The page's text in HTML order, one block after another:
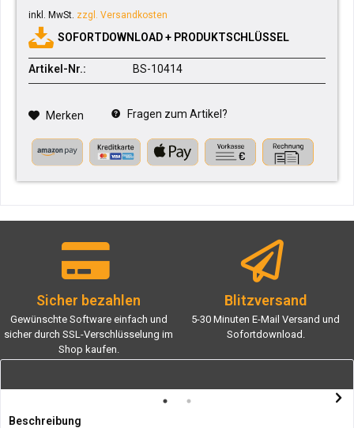
inkl. MwSt. zzgl. Versandkosten
SOFORTDOWNLOAD + PRODUKTSCHLÜSSEL
Artikel-Nr.: BS-10414
Merken Fragen zum Artikel?
Sicher bezahlen
Gewünschte Software einfach und
sicher durch SSL-Verschlüsselung im
Shop kaufen.
Blitzversand
5-30 Minuten E-Mail Versand und
Sofortdownload.
Beschreibung